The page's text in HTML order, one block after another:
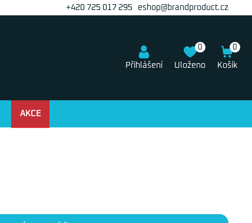
+420 725 017 295 eshop@brandproduct.cz
Přihlášení Uloženo
0 0
Košík
AKCE